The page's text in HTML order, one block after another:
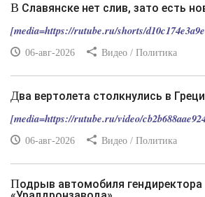
В Славянске нет слив, зато есть
[media=https://rutube.ru/shorts/
06-авг-2026 Видео / Политика
Два вертолета столкнулись в
[media=https://rutube.ru/video/
06-авг-2026 Видео / Политика
Подрыв автомобиля гендиректора